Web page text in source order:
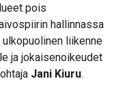
pois
hallinnassa
liikenne
ja jokaisenoikeudet
Jani Kiuru.